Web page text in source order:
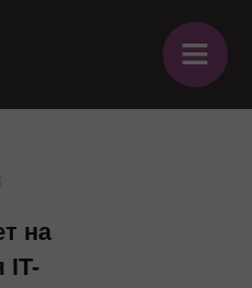
≡
на
IT-